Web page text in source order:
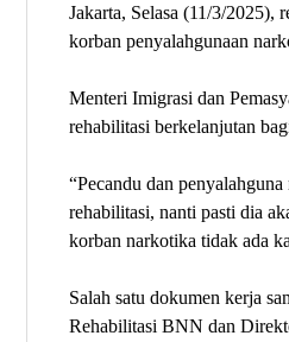
Jakarta, Selasa (11/3/2025),
korban penyalahgunaan
Menteri Imigrasi dan
rehabilitasi berkelanjutan
“Pecandu dan
rehabilitasi, nanti pasti dia
korban narkotika tidak ada
Salah satu dokumen kerja
Rehabilitasi BNN dan